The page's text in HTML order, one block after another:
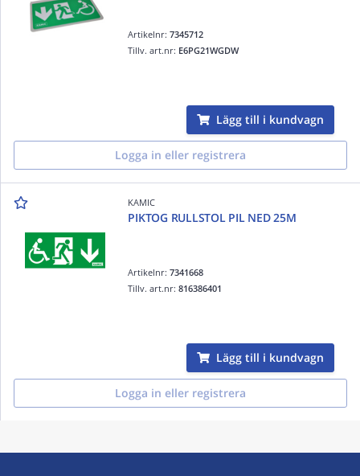
Artikelnr:7345712
Tillv. art.nr: E6PG21WGDW
Lägg till i kundvagn
Logga in eller registrera
KAMIC
PIKTOG RULLSTOL PIL NED 25M
Artikelnr:7341668
Tillv. art.nr:816386401
Lägg till i kundvagn
Logga in eller registrera